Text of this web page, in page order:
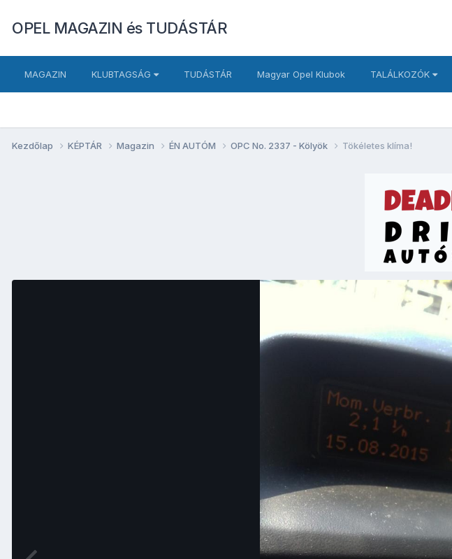
OPEL MAGAZIN és TUDÁSTÁR
MAGAZIN KLUBTAGSÁG TUDÁSTÁR Magyar Opel Klubok TALÁLKOZÓK
Kezdőlap KÉPTÁR Magazin ÉN AUTÓM OPC No. 2337 - Kölyök Tökéletes klíma!